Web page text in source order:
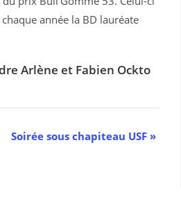
année la BD lauréate
Arlène et Fabien Ockto
Soirée sous chapiteau USF »